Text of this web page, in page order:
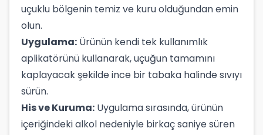
uçuklu bölgenin temiz ve kuru olduğundan emin
olun.
Uygulama: Ürünün kendi tek kullanımlık
aplikatörünü kullanarak, uçuğun tamamını
kaplayacak şekilde ince bir tabaka halinde sıvıyı
sürün.
His ve Kuruma: Uygulama sırasında, ürünün
içeriğindeki alkol nedeniyle birkaç saniye süren